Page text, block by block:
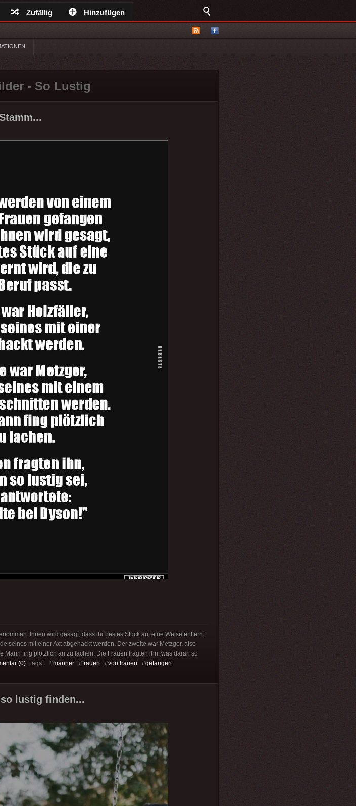
Zufällig Hinzufügen
- So Lustig
Ihnen wird gesagt, dass ihr bestes Stück auf eine Weise entfernt
seines mit einer Axt abgehackt werden. Der zweite war Metzger, also
fing plötzlich an zu lachen. Die Frauen fragten ihn, was daran so
(0) | tags: #männer #frauen #von frauen #gefangen
lustig finden...